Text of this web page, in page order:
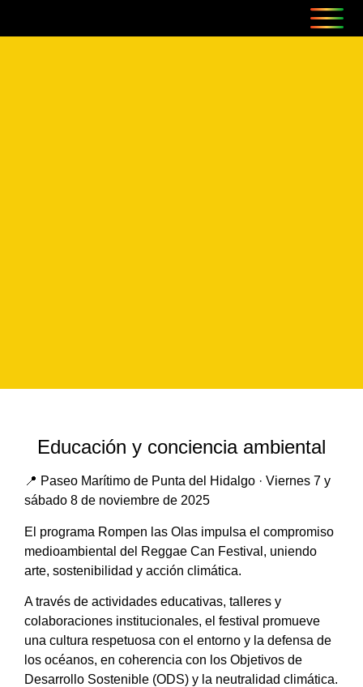
Educación y conciencia ambiental
📍 Paseo Marítimo de Punta del Hidalgo · Viernes 7 y
sábado 8 de noviembre de 2025
El programa Rompen las Olas impulsa el compromiso
medioambiental del Reggae Can Festival, uniendo
arte, sostenibilidad y acción climática.
A través de actividades educativas, talleres y
colaboraciones institucionales, el festival promueve
una cultura respetuosa con el entorno y la defensa de
los océanos, en coherencia con los Objetivos de
Desarrollo Sostenible (ODS) y la neutralidad climática.